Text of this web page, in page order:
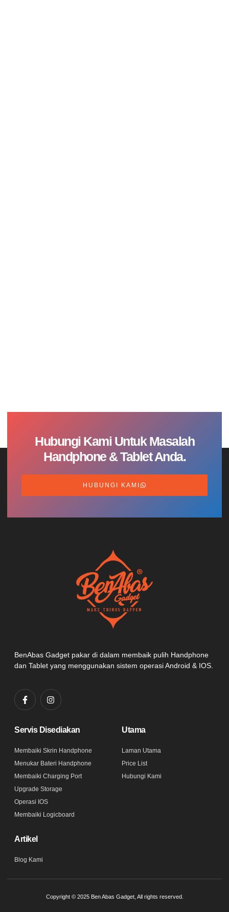
Hubungi Kami Untuk Masalah
Handphone & Tablet Anda.
HUBUNGI KAMI
BenAbas Gadget pakar di dalam membaik pulih Handphone
dan Tablet yang menggunakan sistem operasi Android & IOS.
Servis Disediakan
Membaiki Skrin Handphone
Menukar Bateri Handphone
Membaiki Charging Port
Upgrade Storage
Operasi IOS
Membaiki Logicboard
Utama
Laman Utama
Price List
Hubungi Kami
Artikel
Blog Kami
Copyright © 2025 Ben Abas Gadget, All rights reserved.